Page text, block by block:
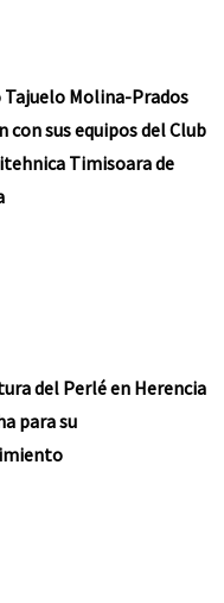
Tajuelo Molina-Prados
con sus equipos del Club
Timisoara de
del Perlé en Herencia
para su